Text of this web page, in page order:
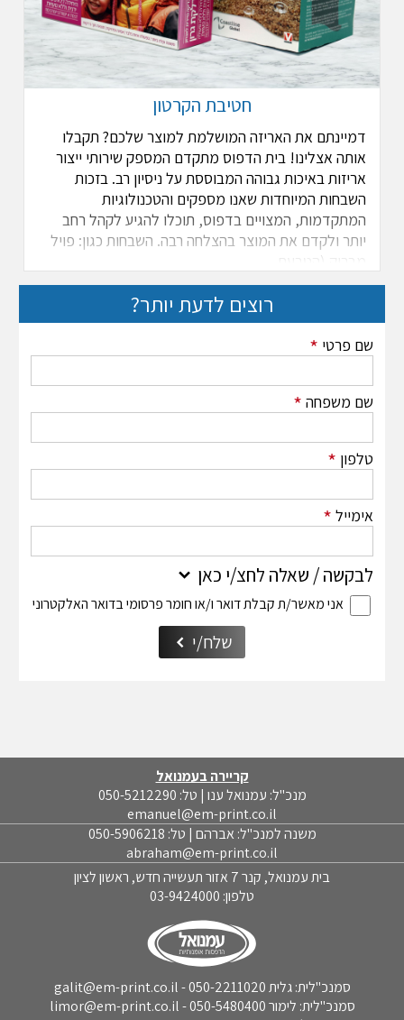
חטיבת הקרטון
דמיינתם את האריזה המושלמת למוצר שלכם? תקבלו
אותה אצלינו! בית הדפוס מתקדם המספק שירותי ייצור
אריזות באיכות גבוהה המבוססת על ניסיון רב. בזכות
השבחות המיוחדות שאנו מספקים והטכנולוגיות
המתקדמות, המצויים בדפוס, תוכלו להגיע לקהל רחב
יותר ולקדם את המוצר בהצלחה רבה. השבחות כגון: פויל
מבריק (הטבעת ...
רוצים לדעת יותר?
שם פרטי *
שם משפחה *
טלפון *
אימייל *
לבקשה / שאלה לחצ/י כאן
אני מאשר/ת קבלת דואר ו/או חומר פרסומי בדואר האלקטרוני
שלח/י
קריירה בעמנואל
מנכ"ל: עמנואל ענו | טל: 050-5212290
emanuel@em-print.co.il
משנה למנכ"ל: אברהם | טל: 050-5906218
abraham@em-print.co.il
בית עמנואל, קנר 7 אזור תעשייה חדש, ראשון לציון
טלפון: 03-9424000
סמנכ"לית: גלית 050-2211020 - galit@em-print.co.il
סמנכ"לית: לימור 050-5480400 - limor@em-print.co.il